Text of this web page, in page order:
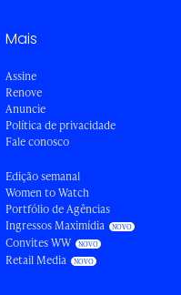
Mais
Assine
Renove
Anuncie
Política de privacidade
Fale conosco
Edição semanal
Women to Watch
Portfólio de Agências
Ingressos Maximídia
Convites WW
Retail Media